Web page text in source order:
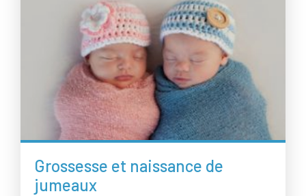
Grossesse et naissance de
jumeaux